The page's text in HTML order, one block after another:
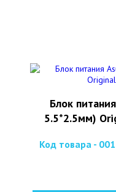
Блок
5.5*2.5мм)
Код товара -